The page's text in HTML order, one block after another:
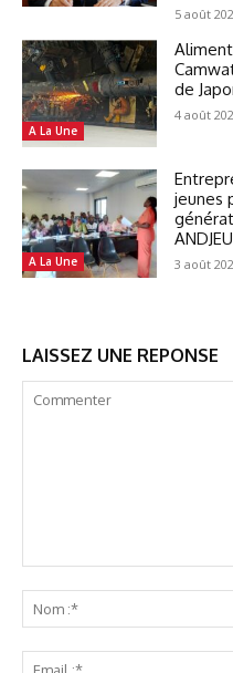
5 août
A La Une
de
4 août
A La Une
jeunes
3 août
LAISSEZ UNE REPONSE